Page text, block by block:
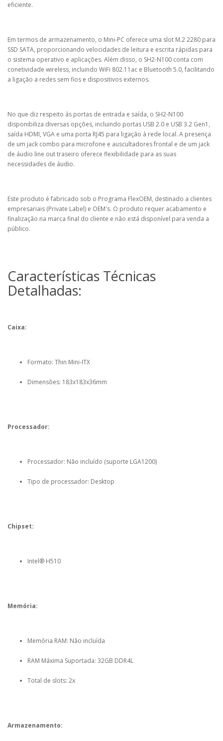
eficiente.
Em termos de armazenamento, o Mini-PC oferece uma slot M.2 2280 para
SSD SATA, proporcionando velocidades de leitura e escrita rápidas para
o sistema operativo e aplicações. Além disso, o SH2-N100 conta com
conetividade wireless, incluindo WiFi 802.11ac e Bluetooth 5.0, facilitando
a ligação a redes sem fios e dispositivos externos.
No que diz respeito às portas de entrada e saída, o SH2-N100
disponibiliza diversas opções, incluindo portas USB 2.0 e USB 3.2 Gen1,
saída HDMI, VGA e uma porta RJ45 para ligação à rede local. A presença
de um jack combo para microfone e auscultadores frontal e de um jack
de áudio line out traseiro oferece flexibilidade para as suas
necessidades de áudio.
Este produto é fabricado sob o Programa FlexOEM, destinado a clientes
empresariais (Private Label) e OEM's. O produto requer acabamento e
finalização na marca final do cliente e não está disponível para venda a
público.
Características Técnicas
Detalhadas:
Caixa:
Formato: Thin Mini-ITX
Dimensões: 183x183x36mm
Processador:
Processador: Não incluído (suporte LGA1200)
Tipo de processador: Desktop
Chipset:
Intel® H510
Memória:
Memória RAM: Não incluída
RAM Máxima Suportada: 32GB DDR4L
Total de slots: 2x
Armazenamento: